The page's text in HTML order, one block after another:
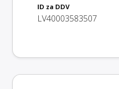
ID za DDV
LV40003583507